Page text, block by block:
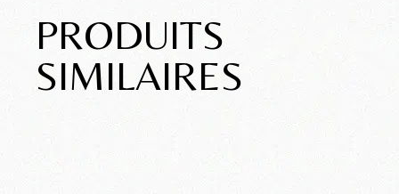
PRODUITS
SIMILAIRES